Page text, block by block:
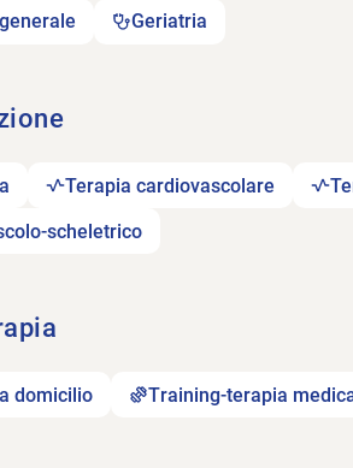
Geriatria
Terapia cardiovascolare
scheletrico
domicilio Training-terapia